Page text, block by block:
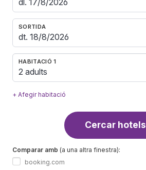
SORTIDA
HABITACIÓ 1
2 adults
+ Afegir habitació
Cercar hotels
Comparar amb (a una altra finestra):
booking.com